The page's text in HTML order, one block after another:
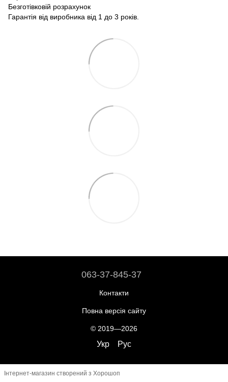
Безготівковій розрахунок
Гарантія від виробника від 1 до 3 років.
063-37-845-37
Контакти
Повна версія сайту
© 2019—2026
Укр Рус
Інтернет-магазин створений з Хорошоп